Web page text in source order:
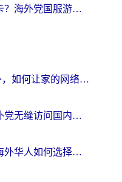
日本怎么玩奥拉星不卡？海外党国服游戏加速器选择全攻略
Openwrt 回国：在海外，如何让家的网络触手可及
香港翻墙回内地：海外党无缝访问国内资源的加速器选择全攻略
迅游和回国好用吗？海外华人如何选择靠谱的回国加速器